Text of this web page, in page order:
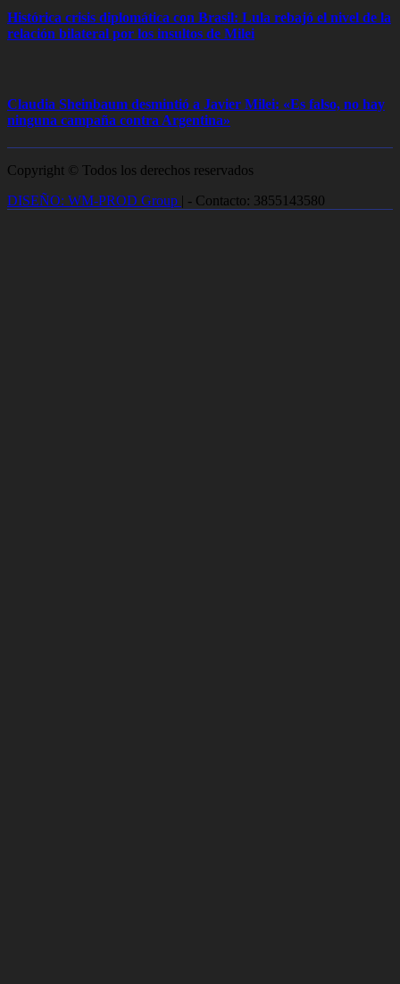
Histórica crisis diplomática con Brasil: Lula rebajó el nivel de la
relación bilateral por los insultos de Milei
Claudia Sheinbaum desmintió a Javier Milei: «Es falso, no hay
ninguna campaña contra Argentina»
Copyright © Todos los derechos reservados
DISEÑO: WM-PROD Group | - Contacto: 3855143580